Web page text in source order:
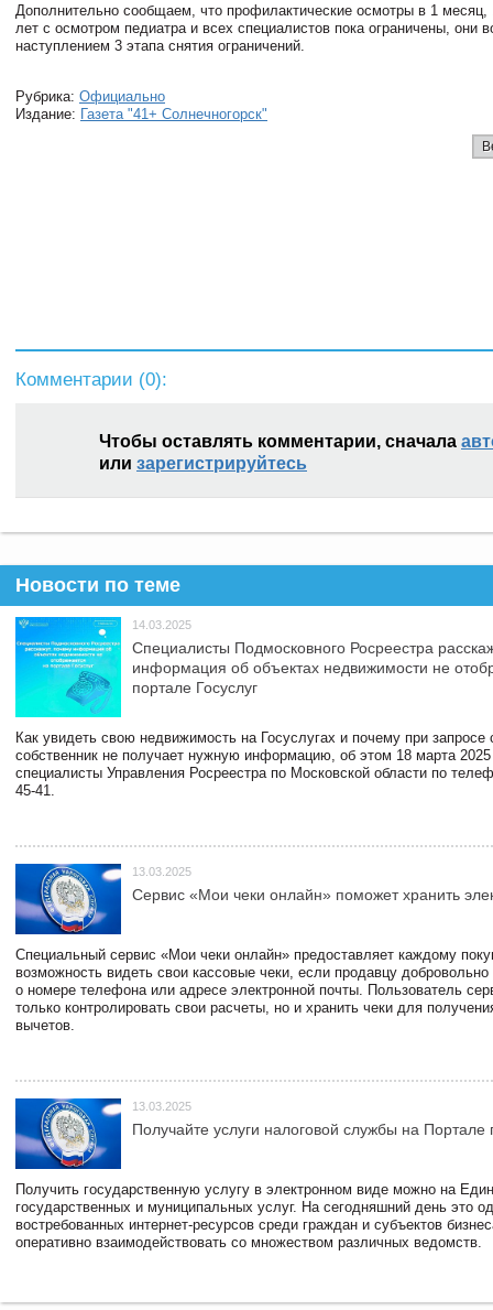
Дополнительно сообщаем, что профилактические осмотры в 1 месяц,
лет с осмотром педиатра и всех специалистов пока ограничены, они
наступлением 3 этапа снятия ограничений.
Рубрика: Официально
Издание: Газета "41+ Солнечногорск"
Комментарии (0):
Чтобы оставлять комментарии, сначала
или зарегистрируйтесь
Новости по теме
14.03.2025
Специалисты Подмосковного Росреестра
информация об объектах недвижимости не
портале Госуслуг
Как увидеть свою недвижимость на Госуслугах и почему при запросе
собственник не получает нужную информацию, об этом 18 марта 2025
специалисты Управления Росреестра по Московской области по
45-41.
13.03.2025
Сервис «Мои чеки онлайн» поможет хранить
Специальный сервис «Мои чеки онлайн» предоставляет каждому
возможность видеть свои кассовые чеки, если продавцу
о номере телефона или адресе электронной почты. Пользователь
только контролировать свои расчеты, но и хранить чеки для
вычетов.
13.03.2025
Получайте услуги налоговой службы на Портале
Получить государственную услугу в электронном виде можно на
государственных и муниципальных услуг. На сегодняшний день это
востребованных интернет-ресурсов среди граждан и субъектов
оперативно взаимодействовать со множеством различных ведомств.